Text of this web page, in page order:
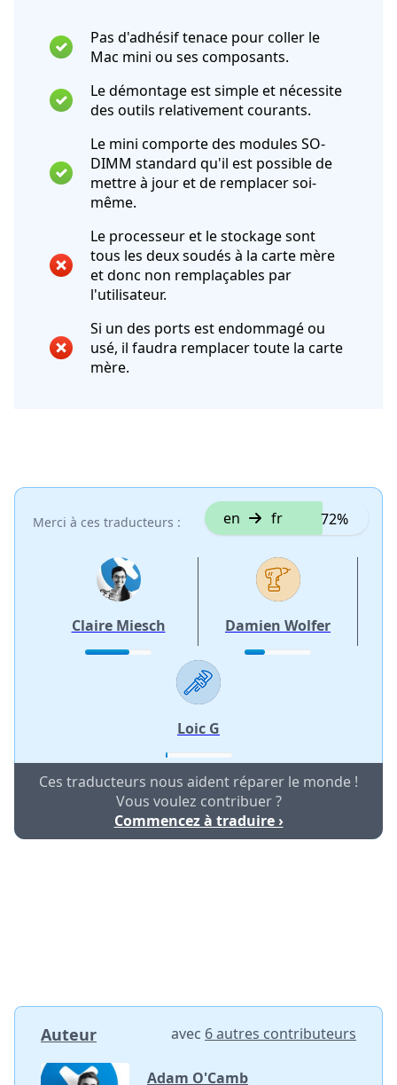
Pas d'adhésif tenace pour coller le
Mac mini ou ses composants.
Le démontage est simple et nécessite
des outils relativement courants.
Le mini comporte des modules SO-
DIMM standard qu'il est possible de
mettre à jour et de remplacer soi-
même.
Le processeur et le stockage sont
tous les deux soudés à la carte mère
et donc non remplaçables par
l'utilisateur.
Si un des ports est endommagé ou
usé, il faudra remplacer toute la carte
mère.
Merci à ces traducteurs : en fr 72%
Claire Miesch Damien Wolfer
Loic G
Ces traducteurs nous aident réparer le monde !
Vous voulez contribuer ?
Commencez à traduire ›
Auteur avec 6 autres contributeurs
Adam O'Camb